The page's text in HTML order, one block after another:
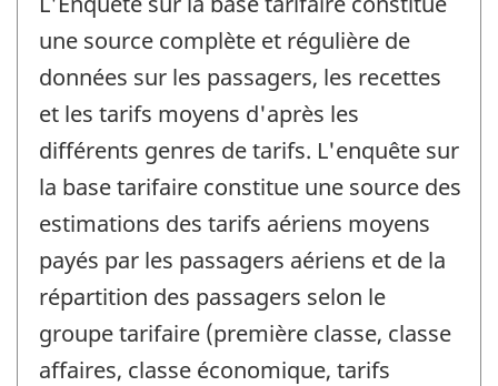
une source complète et régulière de
données sur les passagers, les recettes
et les tarifs moyens d'après les
différents genres de tarifs. L'enquête sur
la base tarifaire constitue une source des
estimations des tarifs aériens moyens
payés par les passagers aériens et de la
répartition des passagers selon le
groupe tarifaire (première classe, classe
affaires, classe économique, tarifs